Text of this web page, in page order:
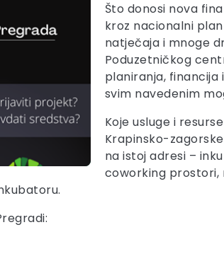
Što donosi nova
kroz nacionalni
natječaja i mnoge
Poduzetničkog
planiranja, financija
svim navedenim
Koje usluge i
Krapinsko-
na istoj adresi –
coworking prostori,